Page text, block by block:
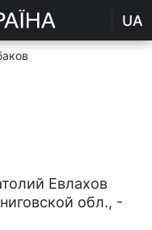
UA
Евлахов
обл., -